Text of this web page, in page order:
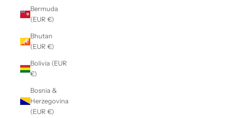
Bermuda
(EUR €)
Bhutan
(EUR €)
Bolivia (EUR
€)
Bosnia &
Herzegovina
(EUR €)